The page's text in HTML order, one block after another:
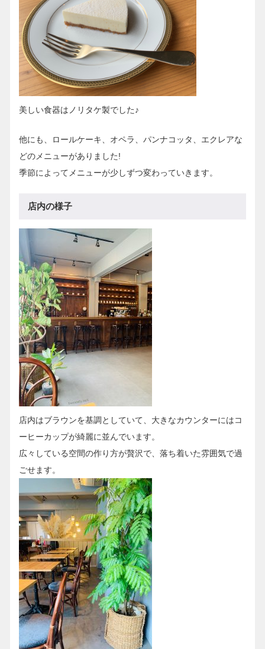
美しい食器はノリタケ製でした♪
他にも、ロールケーキ、オペラ、パンナコッタ、エクレアな
どのメニューがありました!
季節によってメニューが少しずつ変わっていきます。
店内の様子
店内はブラウンを基調としていて、大きなカウンターにはコ
ーヒーカップが綺麗に並んでいます。
広々している空間の作り方が贅沢で、落ち着いた雰囲気で過
ごせます。